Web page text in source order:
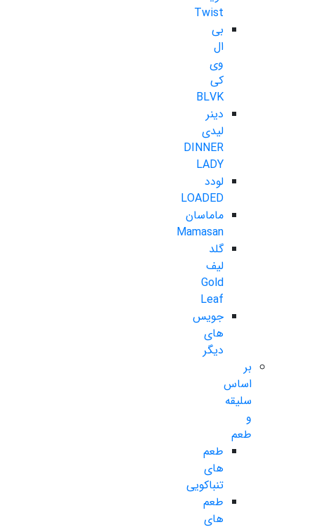
Twist
بی
ال
وی
کی
BLVK
دینر
لیدی
DINNER
LADY
لودد
LOADED
ماماسان
Mamasan
گلد
لیف
Gold
Leaf
جویس
های
دیگر
بر
اساس
سلیقه
و
طعم
طعم
های
تنباکویی
طعم
های